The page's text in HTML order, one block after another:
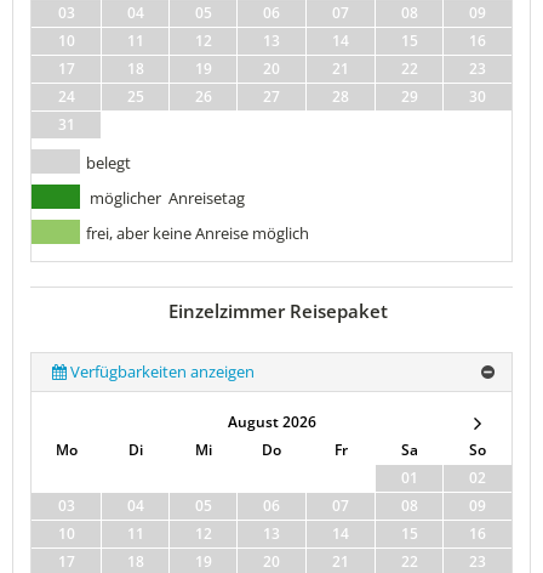
03
04 05 06 07 08
09
10
11 12 13 14 15
16
17
18 19 20 21 22
23
24
25 26 27 28 29
30
31
belegt
möglicher Anreisetag
frei, aber keine Anreise möglich
Einzelzimmer Reisepaket
Verfügbarkeiten anzeigen
August 2026
Mo
Di Mi Do Fr Sa
So
01
02
03
04 05 06 07 08
09
10
11 12 13 14 15
16
17
18 19 20 21 22
23